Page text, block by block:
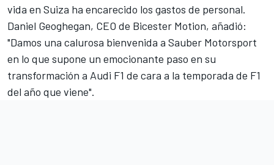
vida en Suiza ha encarecido los gastos de personal.
Daniel Geoghegan, CEO de Bicester Motion, añadió:
"Damos una calurosa bienvenida a Sauber Motorsport
en lo que supone un emocionante paso en su
transformación a Audi F1 de cara a la temporada de F1
del año que viene".